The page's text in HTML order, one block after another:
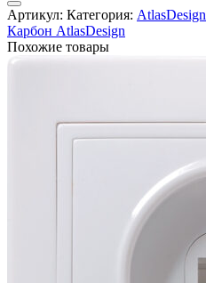
1
пост
карбон
AtlasDesign
Артикул: Категория: AtlasDesign
Карбон AtlasDesign
Похожие товары